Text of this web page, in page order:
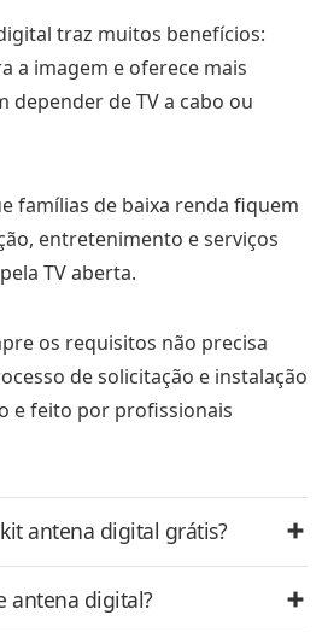
traz muitos benefícios:
a imagem e oferece mais
depender de TV a cabo ou
famílias de baixa renda fiquem
entretenimento e serviços
TV aberta.
os requisitos não precisa
de solicitação e instalação
e feito por profissionais
antena digital grátis?
antena digital?